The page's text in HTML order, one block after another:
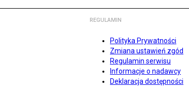
REGULAMIN
Polityka Prywatności
Zmiana ustawień zgód
Regulamin serwisu
Informacje o nadawcy
Deklaracja dostępności